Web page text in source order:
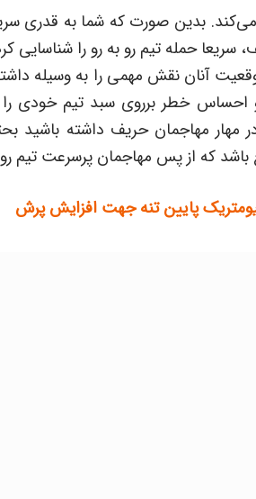
بدین صورت که شما به قدری
حمله تیم رو به رو را شناسایی
آنان نقش مهمی را به وسیله
احساس خطر برروی سبد تیم خودی
مهاجمان حریف داشته باشید
که از پس مهاجمان پرسرعت تیم رو
پایین تنه جهت افزایش پرش